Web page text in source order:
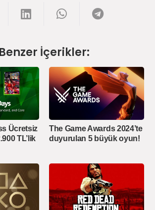
Benzer İçerikler:
Ücretsiz
TL’lik
The Game Awards 2024’te
duyurulan 5 büyük oyun!